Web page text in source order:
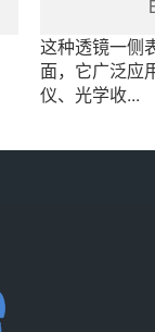
这种透镜一侧
面，它广泛应
仪、光学收...